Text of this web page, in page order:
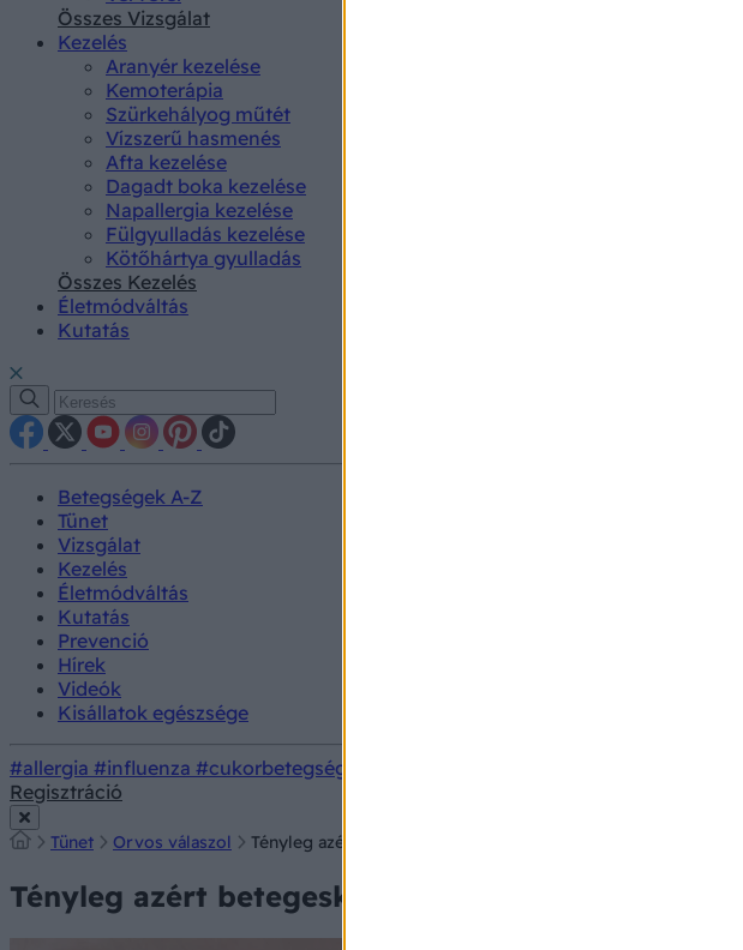
Összes Vizsgálat
Kezelés
Aranyér kezelése
Kemoterápia
Szürkehályog műtét
Vízszerű hasmenés
Afta kezelése
Dagadt boka kezelése
Napallergia kezelése
Fülgyulladás kezelése
Kötőhártya gyulladás
Összes Kezelés
Életmódváltás
Kutatás
Betegségek A-Z
Tünet
Vizsgálat
Kezelés
Életmódváltás
Kutatás
Prevenció
Hírek
Videók
Kisállatok egészsége
#allergia #influenza #cukorbetegség
Regisztráció
Tünet Orvos válaszol Tényleg azért betegeskedik többet a fiam, mert terhesség
Tényleg azért betegeskedik többet a fiam, mert